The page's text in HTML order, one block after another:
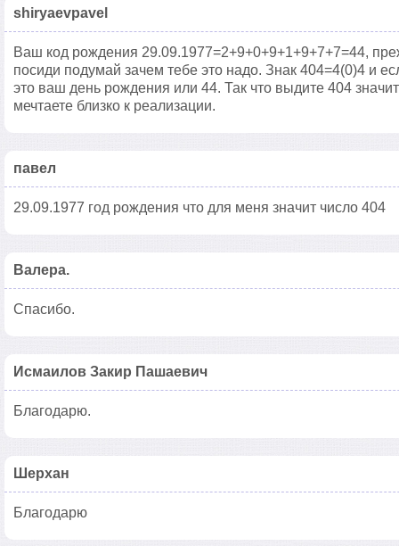
shiryaevpavel
Ваш код рождения 29.09.1977=2+9+0+9+1+9+7+7=44,
посиди подумай зачем тебе это надо. Знак 404=4(0)4 и
это ваш день рождения или 44. Так что выдите 404
мечтаете близко к реализации.
павел
29.09.1977 год рождения что для меня значит число 404
Валера.
Спасибо.
Исмаилов Закир Пашаевич
Благодарю.
Шерхан
Благодарю